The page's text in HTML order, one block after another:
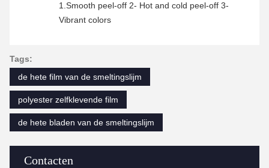
Contacten
1.Smooth peel-off 2- Hot and cold peel-off 3-
Vibrant colors
Tags:
de hete film van de smeltingslijm
polyester zelfklevende film
de hete bladen van de smeltingslijm